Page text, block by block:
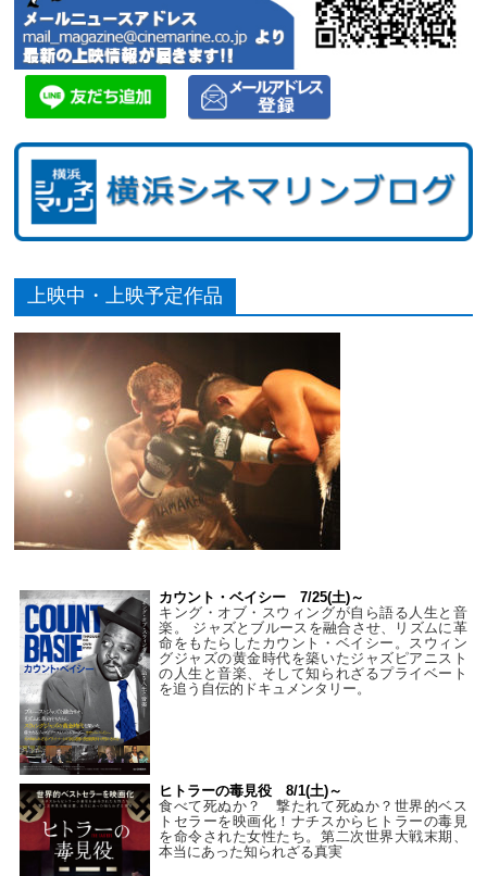
上映中・上映予定作品
カウント・ベイシー 7/25(土)～
キング・オブ・スウィングが自ら語る人生と音
楽。 ジャズとブルースを融合させ、リズムに革
命をもたらしたカウント・ベイシー。スウィン
グジャズの黄金時代を築いたジャズピアニスト
の人生と音楽、そして知られざるプライベート
を追う自伝的ドキュメンタリー。
ヒトラーの毒見役 8/1(土)～
食べて死ぬか？ 撃たれて死ぬか？世界的ベス
トセラーを映画化！ナチスからヒトラーの毒見
を命令された女性たち。第二次世界大戦末期、
本当にあった知られざる真実